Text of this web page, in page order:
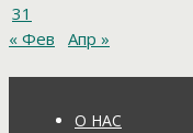
31
« Фев
Апр »
О НАС